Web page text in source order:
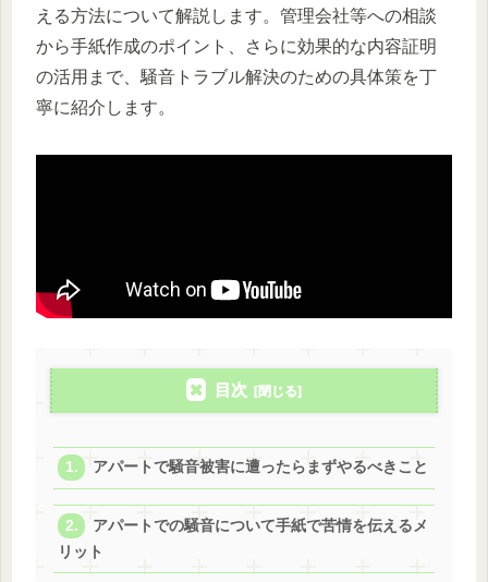
える方法について解説します。管理会社等への相談
から手紙作成のポイント、さらに効果的な内容証明
の活用まで、騒音トラブル解決のための具体策を丁
寧に紹介します。
目次
アパートで騒音被害に遭ったらまずやるべきこと
アパートでの騒音について手紙で苦情を伝えるメ
リット